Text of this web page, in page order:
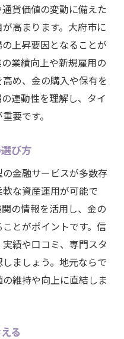
貨価値の変動に備えた
高まります。大府市に
上昇要因となることが
業績向上や新規雇用の
め、金の購入や保有を
連動性を理解し、タイ
要です。
び方
金融サービスが多数存
な資産運用が可能で
の情報を活用し、金の
とがポイントです。信
績や口コミ、専門スタ
ましょう。地元ならで
維持や向上に直結しま
る